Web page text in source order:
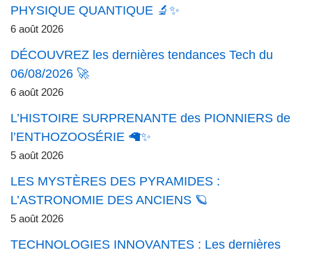
PHYSIQUE QUANTIQUE 🔬✨
6 août 2026
DÉCOUVREZ les dernières tendances Tech du
06/08/2026 🚀
6 août 2026
L’HISTOIRE SURPRENANTE des PIONNIERS de
l’ENTHOZOOSÉRIE 🦙✨
5 août 2026
LES MYSTÈRES DES PYRAMIDES :
L’ASTRONOMIE DES ANCIENS 🪐
5 août 2026
TECHNOLOGIES INNOVANTES : Les dernières